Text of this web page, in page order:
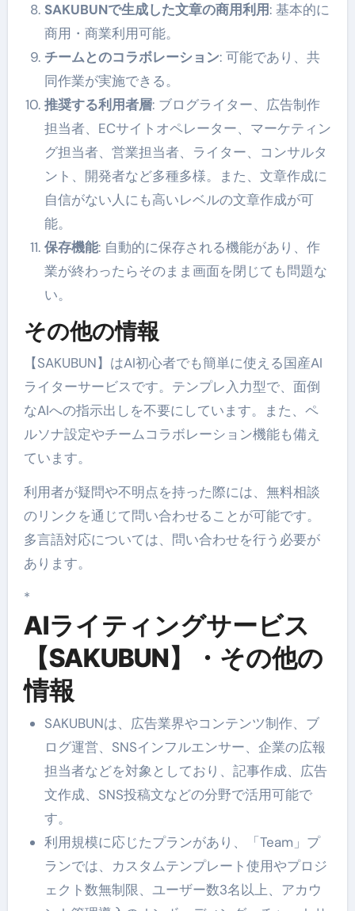
SAKUBUNで生成した文章の商用利用: 基本的に
商用・商業利用可能。
チームとのコラボレーション: 可能であり、共
同作業が実施できる。
推奨する利用者層: ブログライター、広告制作
担当者、ECサイトオペレーター、マーケティン
グ担当者、営業担当者、ライター、コンサルタ
ント、開発者など多種多様。また、文章作成に
自信がない人にも高いレベルの文章作成が可
能。
保存機能: 自動的に保存される機能があり、作
業が終わったらそのまま画面を閉じても問題な
い。
その他の情報
【SAKUBUN】はAI初心者でも簡単に使える国産AI
ライターサービスです。テンプレ入力型で、面倒
なAIへの指示出しを不要にしています。また、ペ
ルソナ設定やチームコラボレーション機能も備え
ています。
利用者が疑問や不明点を持った際には、無料相談
のリンクを通じて問い合わせることが可能です。
多言語対応については、問い合わせを行う必要が
あります。
*
AIライティングサービス
【SAKUBUN】・その他の
情報
SAKUBUNは、広告業界やコンテンツ制作、ブ
ログ運営、SNSインフルエンサー、企業の広報
担当者などを対象としており、記事作成、広告
文作成、SNS投稿文などの分野で活用可能で
す。
利用規模に応じたプランがあり、「Team」プ
ランでは、カスタムテンプレート使用やプロジ
ェクト数無制限、ユーザー数3名以上、アカウ